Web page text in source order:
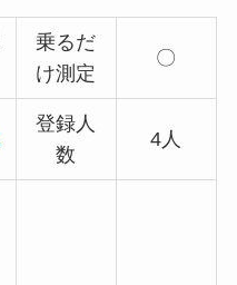
乗るだ
け測定
〇
登録人
数
4人